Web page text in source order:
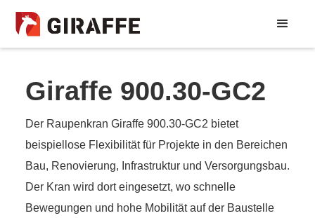
Giraffe 900.30-GC2
Der Raupenkran Giraffe 900.30-GC2 bietet
beispiellose Flexibilität für Projekte in den Bereichen
Bau, Renovierung, Infrastruktur und Versorgungsbau.
Der Kran wird dort eingesetzt, wo schnelle
Bewegungen und hohe Mobilität auf der Baustelle